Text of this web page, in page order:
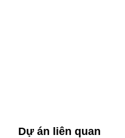
Dự án liên quan